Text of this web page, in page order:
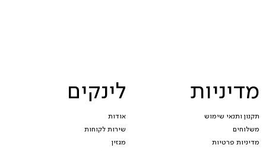
מדיניות
תקנון ותנאי שימוש
משלוחים
מדיניות פרטיות
לינקים
אודות
שירות לקוחות
מגזין